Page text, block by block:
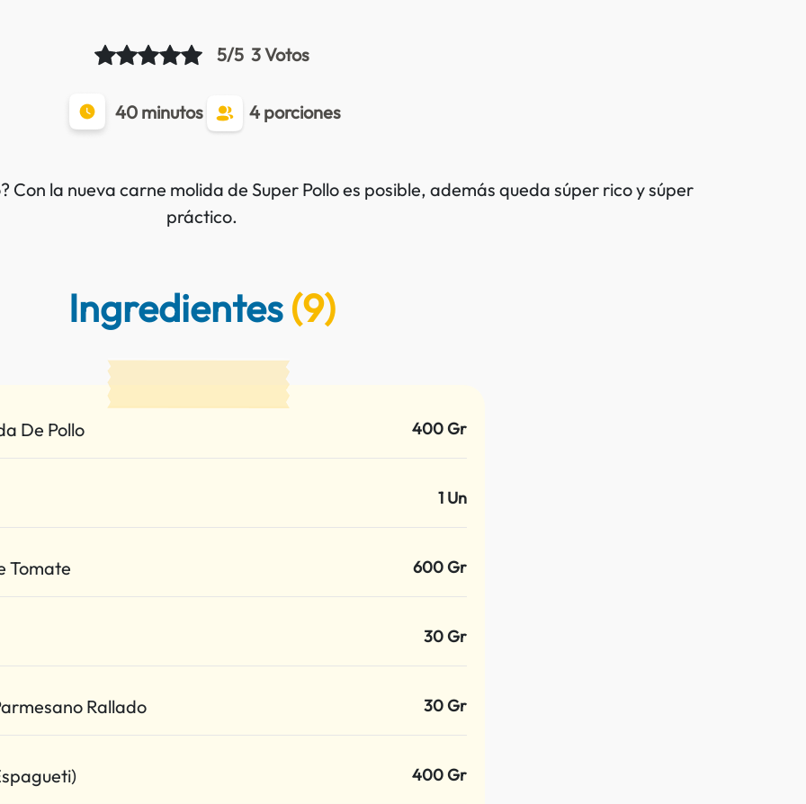
5/5 3 Votos
40 minutos 4 porciones
Con la nueva carne molida de Super Pollo es posible, además queda súper rico y súper
práctico.
Ingredientes(9)
De Pollo 400 Gr
1 Un
Tomate 600 Gr
30 Gr
Rallado 30 Gr
400 Gr